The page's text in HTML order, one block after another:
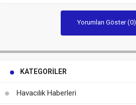
Yorumları Göster (0)
KATEGORILER
Havacılık Haberleri